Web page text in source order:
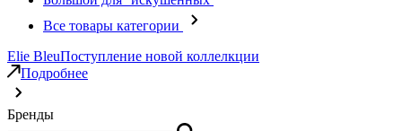
Все товары категории
Elie BleuПоступление новой коллелкции
Подробнее
Бренды